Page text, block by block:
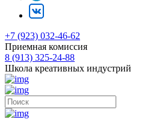
+7 (923) 032-46-62
Приемная комиссия
8 (913) 325-24-88
Школа креативных индустрий